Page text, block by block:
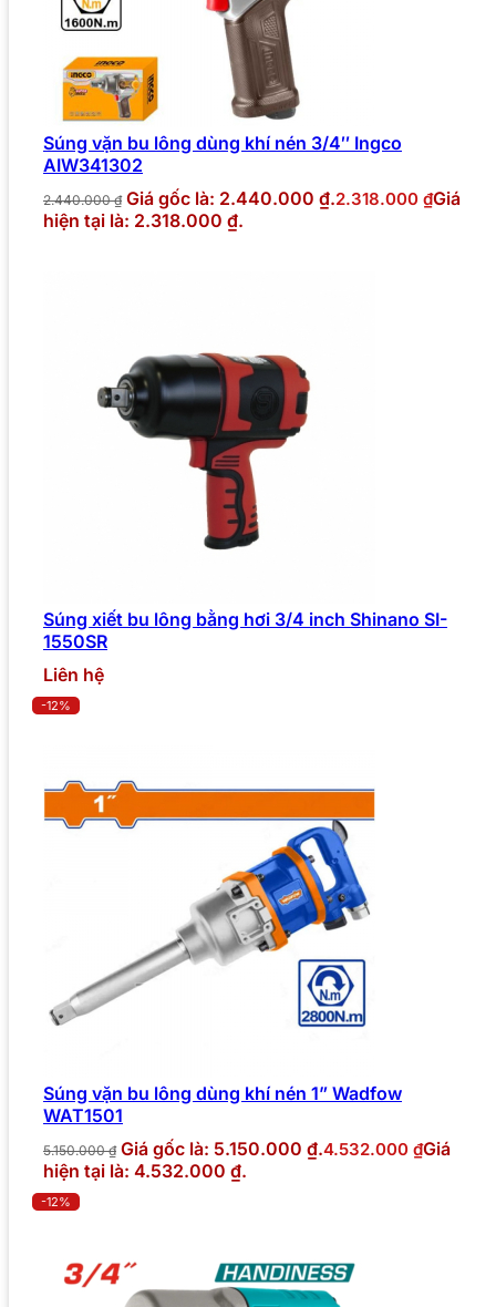
Súng vặn bu lông dùng khí nén 3/4″ Ingco
AIW341302
2.440.000₫ Giá gốc là: 2.440.000 ₫.2.318.000 ₫Giá
hiện tại là: 2.318.000 ₫.
Súng xiết bu lông bằng hơi 3/4 inch Shinano SI-
1550SR
Liên hệ
-12%
Súng vặn bu lông dùng khí nén 1” Wadfow
WAT1501
5.150.000₫ Giá gốc là: 5.150.000 ₫.4.532.000 ₫Giá
hiện tại là: 4.532.000 ₫.
-12%